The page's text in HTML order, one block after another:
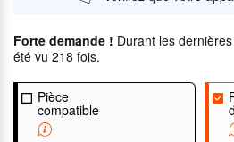
Forte demande ! Durant les
été vu 218 fois.
Pièce
compatible